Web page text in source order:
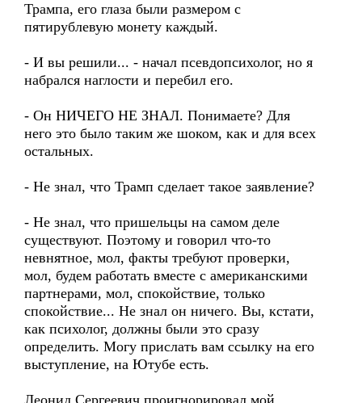
Трампа, его глаза были размером с
пятирублевую монету каждый.
- И вы решили... - начал псевдопсихолог, но я
набрался наглости и перебил его.
- Он НИЧЕГО НЕ ЗНАЛ. Понимаете? Для
него это было таким же шоком, как и для всех
остальных.
- Не знал, что Трамп сделает такое заявление?
- Не знал, что пришельцы на самом деле
существуют. Поэтому и говорил что-то
невнятное, мол, факты требуют проверки,
мол, будем работать вместе с американскими
партнерами, мол, спокойствие, только
спокойствие... Не знал он ничего. Вы, кстати,
как психолог, должны были это сразу
определить. Могу прислать вам ссылку на его
выступление, на Ютубе есть.
Леонид Сергеевич проигнорировал мой